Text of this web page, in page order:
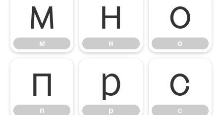
м
м
н
н
о
о
п
п
р
р
с
с